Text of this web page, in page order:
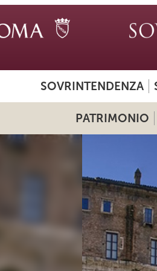
SOVRINTENDENZA
PATRIMONIO